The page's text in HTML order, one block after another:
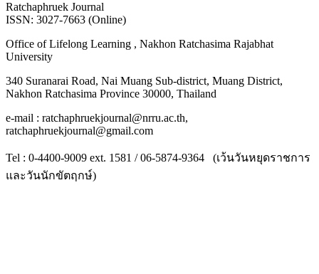
Ratchaphruek Journal
ISSN: 3027-7663 (Online)
Office of Lifelong Learning , Nakhon Ratchasima Rajabhat
University
340 Suranarai Road, Nai Muang Sub-district, Muang District,
Nakhon Ratchasima Province 30000, Thailand
e-mail : ratchaphruekjournal@nrru.ac.th,
ratchaphruekjournal@gmail.com
Tel : 0-4400-9009 ext. 1581 / 06-5874-9364 (เว้นวันหยุดราชการ
และวันนักขัตฤกษ์)